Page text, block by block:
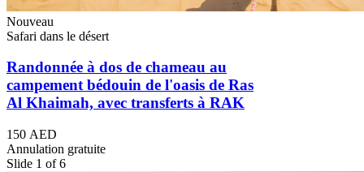
Nouveau
Safari dans le désert
Randonnée à dos de chameau au
campement bédouin de l'oasis de Ras
Al Khaimah, avec transferts à RAK
150 AED
Annulation gratuite
Slide 1 of 6